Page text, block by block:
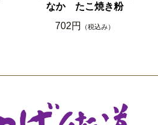
なか たこ焼き粉
702円
（税込み）